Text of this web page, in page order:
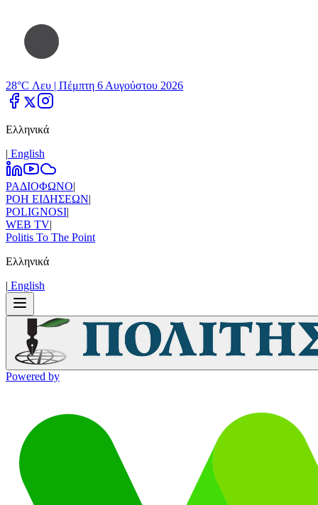
28°C Λευ | Πέμπτη 6 Αυγούστου 2026
Ελληνικά
| Εnglish
ΡΑΔΙΟΦΩΝΟ|
ΡΟΗ ΕΙΔΗΣΕΩΝ|
POLIGNOSI|
WEB TV|
Politis To The Point
Ελληνικά
| Εnglish
Powered by